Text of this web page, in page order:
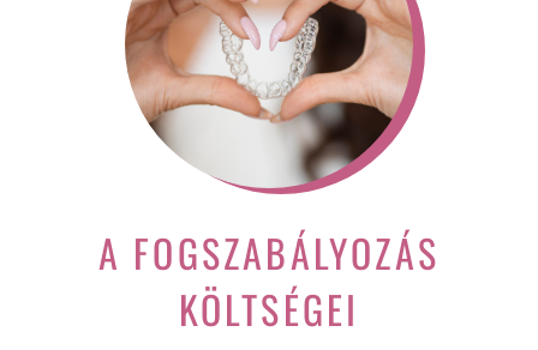
A FOGSZABÁLYOZÁS
KÖLTSÉGEI